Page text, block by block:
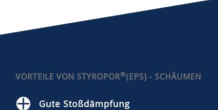
VORTEILE VON STYROPOR®(EPS) - SCHÄUMEN
Gute Stoßdämpfung